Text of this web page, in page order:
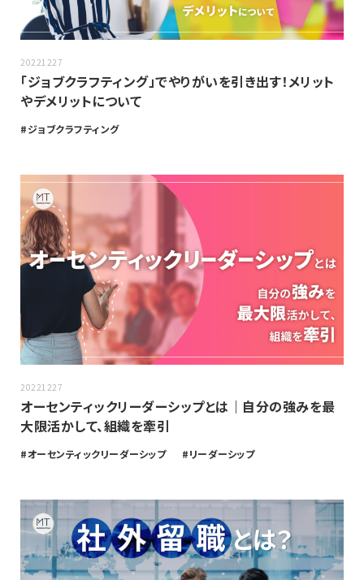
20221227
「ジョブクラフティング」でやりがいを引き出す！メリット
やデメリットについて
ジョブクラフティング
20221227
オーセンティックリーダーシップとは｜自分の強みを最
大限活かして、組織を牽引
オーセンティックリーダーシップ リーダーシップ